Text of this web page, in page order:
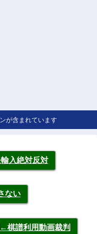
が含まれています
入絶対反対
ない
棋譜利用動画裁判